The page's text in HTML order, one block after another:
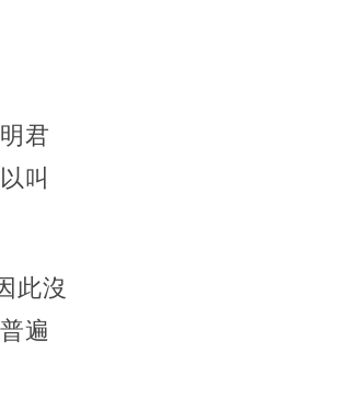
君
叫
此沒
遍